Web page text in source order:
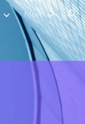
More